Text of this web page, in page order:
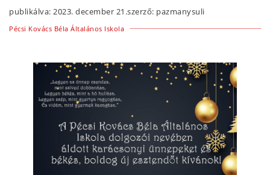
publikálva: 2023. december 21.szerző: pazmanysuli
Pécsi Kovács Béla Általános Iskola